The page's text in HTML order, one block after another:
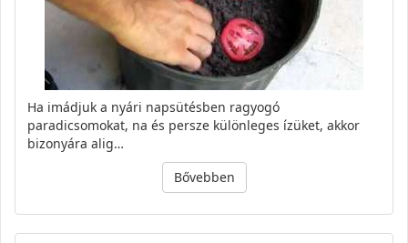
Ha imádjuk a nyári napsütésben ragyogó
paradicsomokat, na és persze különleges ízüket, akkor
bizonyára alig…
Bővebben